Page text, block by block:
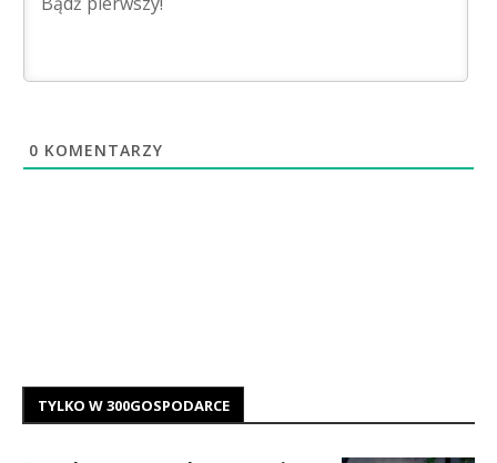
0 KOMENTARZY
TYLKO W 300GOSPODARCE